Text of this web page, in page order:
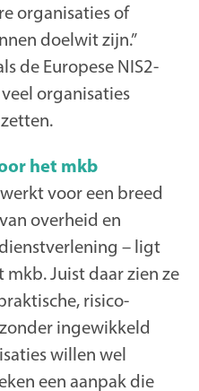
organisaties of
doelwit zijn.”
de Europese NIS2-
organisaties
het mkb
voor een breed
overheid en
– ligt
Juist daar zien ze
risico-
ingewikkeld
willen wel
een aanpak die